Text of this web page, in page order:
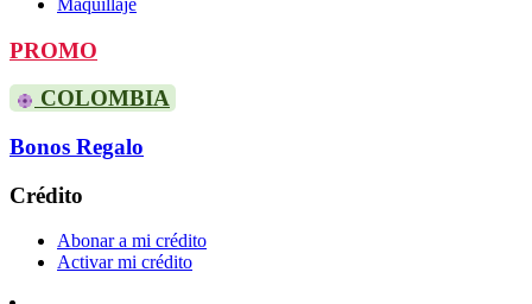
PROMO
COLOMBIA
Bonos Regalo
Crédito
Abonar a mi crédito
Activar mi crédito